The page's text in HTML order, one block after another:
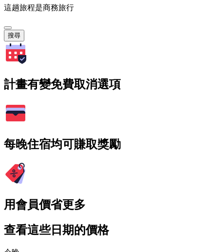
這趟旅程是商務旅行
搜尋
計畫有變免費取消選項
每晚住宿均可賺取獎勵
用會員價省更多
查看這些日期的價格